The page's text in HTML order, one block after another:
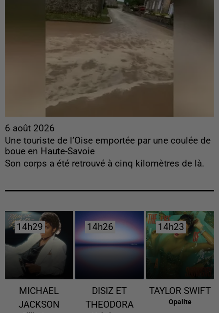
6 août 2026
Une touriste de l’Oise emportée par une coulée de
boue en Haute-Savoie
Son corps a été retrouvé à cinq kilomètres de là.
14h29
14h29
MICHAEL
JACKSON
14h26
14h26
DISIZ ET
THEODORA
14h23
14h23
TAYLOR SWIFT
Opalite